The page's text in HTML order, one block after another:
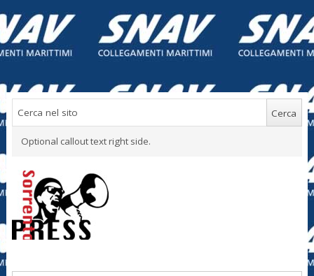
Optional callout text right side.